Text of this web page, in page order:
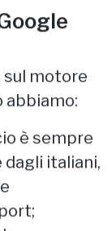
sul motore
abbiamo:
è sempre
italiani,